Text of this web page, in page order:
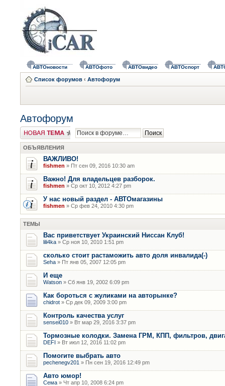
АВТОновости АВТОфото АВТОвидео АВТОспорт
Список форумов ‹ Автофорум
Автофорум
Новая тема
ОБЪЯВЛЕНИЯ
ВАЖЛИВО!
fishmen » Пт сен 09, 2016 10:30 am
Важно! Для владельцев разборок.
fishmen » Ср окт 10, 2012 4:27 pm
У нас новый раздел - АВТОмагазины
fishmen » Ср фев 24, 2010 4:30 pm
ТЕМЫ
Вас приветствует Украинский Ниссан Клуб!
lili4ka » Ср ноя 10, 2010 1:51 pm
сколько стоит растаможить авто доля инвалида(-)
Seha » Пт янв 05, 2007 12:05 pm
И еще
Watson » Сб янв 19, 2002 6:09 pm
Как бороться с жуликами на авторынке?
chidrot » Ср дек 09, 2009 3:00 pm
Контроль качества услуг
sensei010 » Вт мар 29, 2016 3:37 pm
Тормозные колодки. Замена ГРМ, КПП, фильтров,
DEFI » Вт июл 12, 2016 11:02 pm
Помогите выбрать авто
pechenegv201 » Пн сен 19, 2016 12:49 pm
Авто юмор!
Сема » Чт апр 10, 2008 6:24 pm